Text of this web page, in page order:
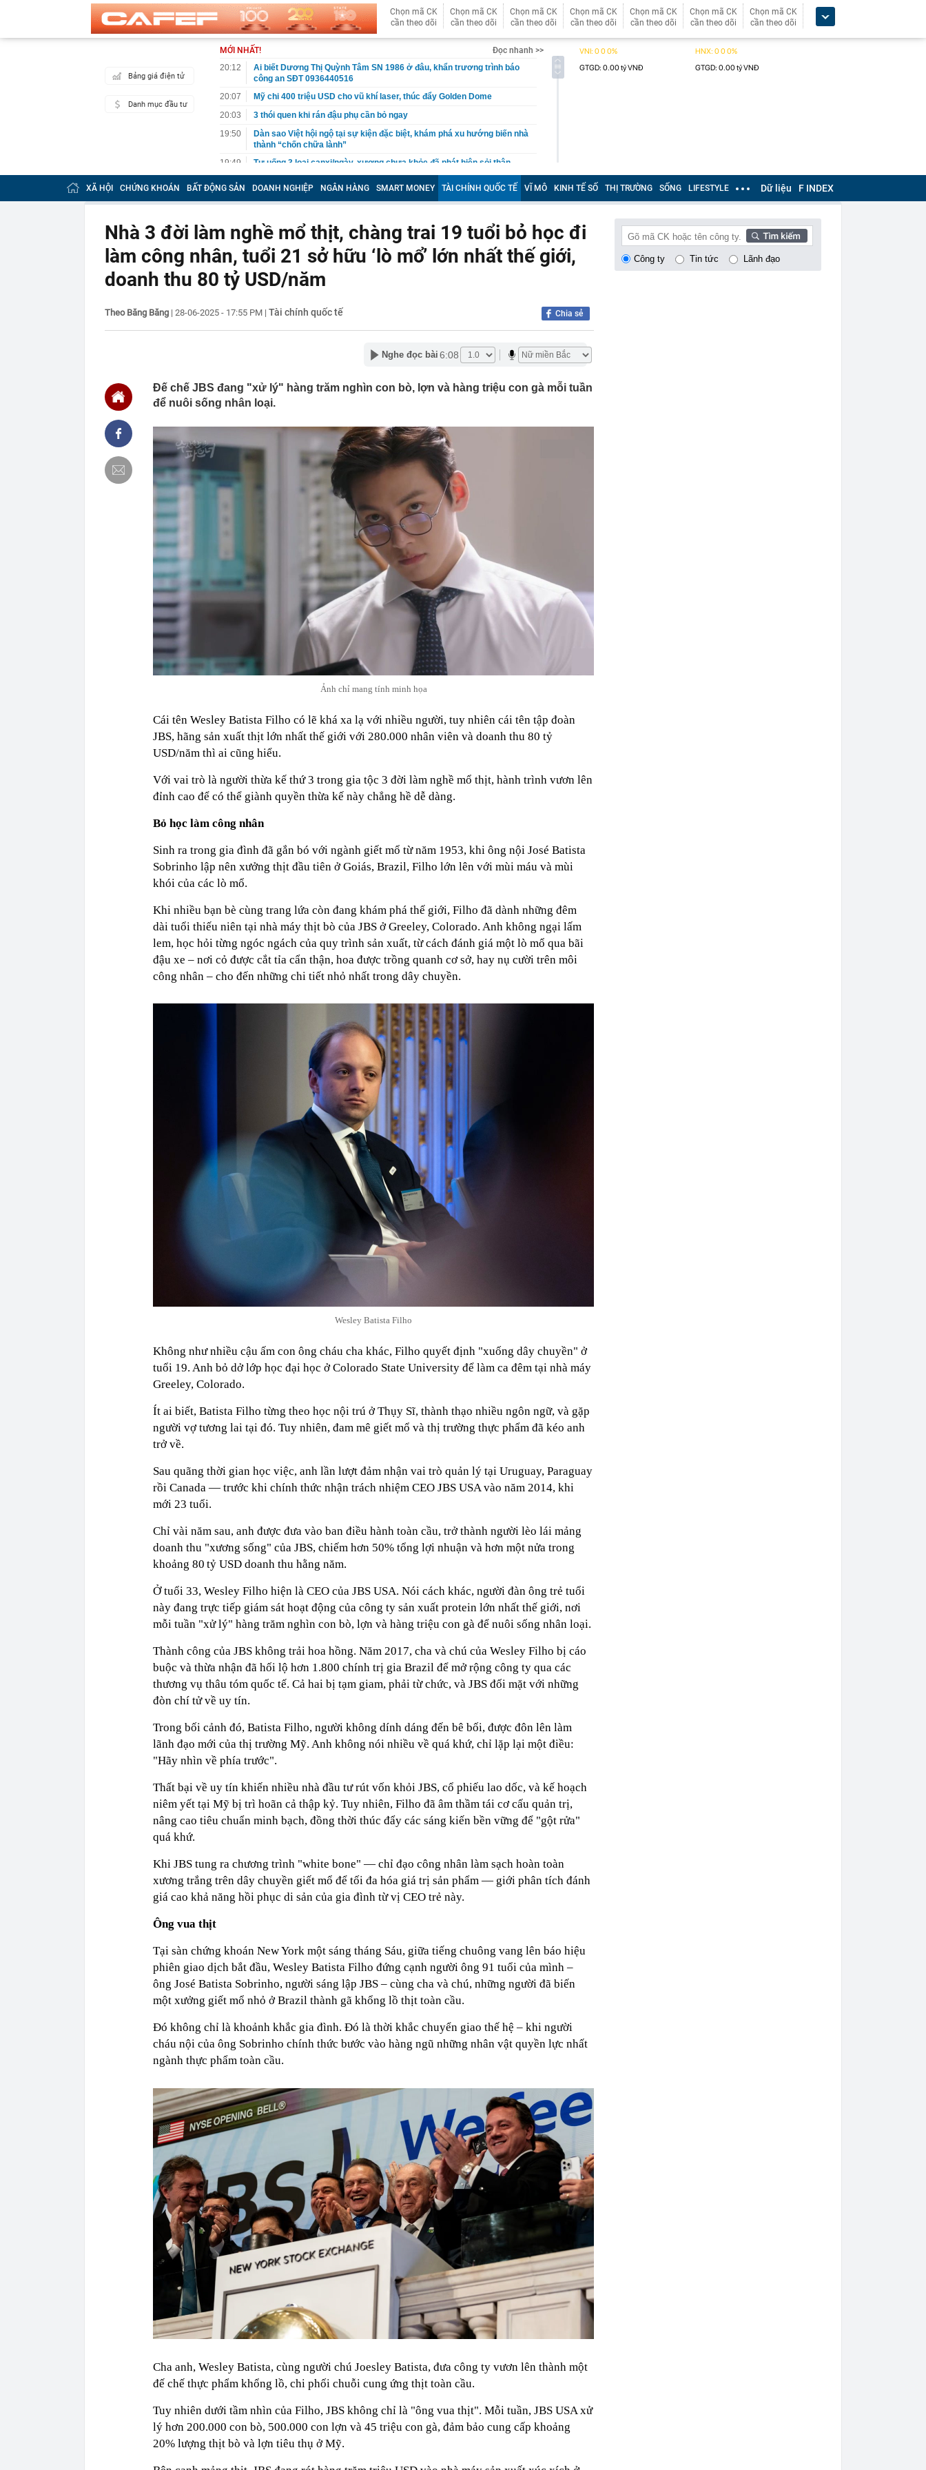
Chọn mã CK
cần theo dõi
Chọn mã CK
cần theo dõi
Chọn mã CK
cần theo dõi
Chọn mã CK
cần theo dõi
Chọn mã CK
cần theo dõi
Chọn mã CK
cần theo dõi
Chọn mã CK
cần theo dõi
Bảng giá điện tử
Danh mục đầu tư
MỚI NHẤT!
Đọc nhanh >>
20:12
Ai biết Dương Thị Quỳnh Tâm SN 1986 ở đâu, khẩn trương trình báo
công an SĐT 0936440516
20:07
Mỹ chi 400 triệu USD cho vũ khí laser, thúc đẩy Golden Dome
20:03
3 thói quen khi rán đậu phụ cần bỏ ngay
19:50
Dàn sao Việt hội ngộ tại sự kiện đặc biệt, khám phá xu hướng biến nhà
thành “chốn chữa lành”
19:49
Tự uống 3 loại canxi/ngày, xương chưa khỏe đã phát hiện sỏi thận
19:40
Ô tô biển Hà Nội mắc 96 lỗi phạt nguội ở Phú Thọ, riêng tháng 7 vi
phạm tốc độ 21 lần
19:32
Trung Quốc mở rộng mỏ đất hiếm lớn nhất thế giới thêm 50%, nhưng
thế mạnh của họ chưa bao giờ là số lượng
19:32
Britney Spears bất ổn
19:22
Ra quyết định khởi tố chủ hộ kinh doanh Nguyễn Văn Chung
8/8/2026
Tin mới nhất về đợt nắng nóng gay gắt kéo dài nhiều ngày ở miền Bắc
đến số tiền hơn 7 tỷ đồng
19:10
Mạng xã hội tìm danh tính trọng tài bắt trận Việt Nam - Campuchia
XSMB 8/8 - Kết quả XSMB hôm nay thứ bảy ngày 8/8/2026
Kiểm tra kho hàng của Phùn Thị Thủy SN 1988, phát hiện loạt bao tải
dứa buộc kín khả nghi: Lời khai của chủ kho hé lộ điều gì?
18:54
Nguyên do doanh số bán hàng của Rheinmetall tăng mạnh?
Đề xuất tăng tuổi nghỉ hưu với sĩ quan quân đội
XÃ HỘI CHỨNG KHOÁN BẤT ĐỘNG SẢN DOANH NGHIỆP NGÂN HÀNG SMART MONEY TÀI CHÍNH QUỐC TẾ VĨ MÔ KINH TẾ SỐ THỊ TRƯỜNG SỐNG LIFESTYLE Dữ liệu F INDEX
Nhà 3 đời làm nghề mổ thịt, chàng trai 19 tuổi bỏ học đi
làm công nhân, tuổi 21 sở hữu ‘lò mổ’ lớn nhất thế giới,
doanh thu 80 tỷ USD/năm
Theo Băng Băng | 28-06-2025 - 17:55 PM | Tài chính quốc tế Chia sẻ
Nghe đọc bài 6:08
Đế chế JBS đang "xử lý" hàng trăm nghìn con bò, lợn và hàng triệu con gà mỗi tuần
để nuôi sống nhân loại.
Ảnh chỉ mang tính minh họa
Cái tên Wesley Batista Filho có lẽ khá xa lạ với nhiều người, tuy nhiên cái tên tập đoàn
JBS, hãng sản xuất thịt lớn nhất thế giới với 280.000 nhân viên và doanh thu 80 tỷ
USD/năm thì ai cũng hiểu.
Với vai trò là người thừa kế thứ 3 trong gia tộc 3 đời làm nghề mổ thịt, hành trình vươn lên
đỉnh cao để có thể giành quyền thừa kế này chẳng hề dễ dàng.
Bỏ học làm công nhân
Sinh ra trong gia đình đã gắn bó với ngành giết mổ từ năm 1953, khi ông nội José Batista
Sobrinho lập nên xưởng thịt đầu tiên ở Goiás, Brazil, Filho lớn lên với mùi máu và mùi
khói của các lò mổ.
Khi nhiều bạn bè cùng trang lứa còn đang khám phá thế giới, Filho đã dành những đêm
dài tuổi thiếu niên tại nhà máy thịt bò của JBS ở Greeley, Colorado. Anh không ngại lấm
lem, học hỏi từng ngóc ngách của quy trình sản xuất, từ cách đánh giá một lò mổ qua bãi
đậu xe – nơi cỏ được cắt tỉa cẩn thận, hoa được trồng quanh cơ sở, hay nụ cười trên môi
công nhân – cho đến những chi tiết nhỏ nhất trong dây chuyền.
Wesley Batista Filho
Không như nhiều cậu ấm con ông cháu cha khác, Filho quyết định "xuống dây chuyền" ở
tuổi 19. Anh bỏ dở lớp học đại học ở Colorado State University để làm ca đêm tại nhà máy
Greeley, Colorado.
Ít ai biết, Batista Filho từng theo học nội trú ở Thụy Sĩ, thành thạo nhiều ngôn ngữ, và gặp
người vợ tương lai tại đó. Tuy nhiên, đam mê giết mổ và thị trường thực phẩm đã kéo anh
trở về.
Sau quãng thời gian học việc, anh lần lượt đảm nhận vai trò quản lý tại Uruguay, Paraguay
rồi Canada — trước khi chính thức nhận trách nhiệm CEO JBS USA vào năm 2014, khi
mới 23 tuổi.
Chỉ vài năm sau, anh được đưa vào ban điều hành toàn cầu, trở thành người lèo lái mảng
doanh thu "xương sống" của JBS, chiếm hơn 50% tổng lợi nhuận và hơn một nửa trong
khoảng 80 tỷ USD doanh thu hằng năm.
Ở tuổi 33, Wesley Filho hiện là CEO của JBS USA. Nói cách khác, người đàn ông trẻ tuổi
này đang trực tiếp giám sát hoạt động của công ty sản xuất protein lớn nhất thế giới, nơi
mỗi tuần "xử lý" hàng trăm nghìn con bò, lợn và hàng triệu con gà để nuôi sống nhân loại.
Thành công của JBS không trải hoa hồng. Năm 2017, cha và chú của Wesley Filho bị cáo
buộc và thừa nhận đã hối lộ hơn 1.800 chính trị gia Brazil để mở rộng công ty qua các
thương vụ thâu tóm quốc tế. Cả hai bị tạm giam, phải từ chức, và JBS đối mặt với những
đòn chí tử về uy tín.
Trong bối cảnh đó, Batista Filho, người không dính dáng đến bê bối, được đôn lên làm
lãnh đạo mới của thị trường Mỹ. Anh không nói nhiều về quá khứ, chỉ lặp lại một điều:
"Hãy nhìn về phía trước".
Thất bại về uy tín khiến nhiều nhà đầu tư rút vốn khỏi JBS, cổ phiếu lao dốc, và kế hoạch
niêm yết tại Mỹ bị trì hoãn cả thập kỷ. Tuy nhiên, Filho đã âm thầm tái cơ cấu quản trị,
nâng cao tiêu chuẩn minh bạch, đồng thời thúc đẩy các sáng kiến bền vững để "gột rửa"
quá khứ.
Khi JBS tung ra chương trình "white bone" — chỉ đạo công nhân làm sạch hoàn toàn
xương trắng trên dây chuyền giết mổ để tối đa hóa giá trị sản phẩm — giới phân tích đánh
giá cao khả năng hồi phục di sản của gia đình từ vị CEO trẻ này.
Ông vua thịt
Tại sàn chứng khoán New York một sáng tháng Sáu, giữa tiếng chuông vang lên báo hiệu
phiên giao dịch bắt đầu, Wesley Batista Filho đứng cạnh người ông 91 tuổi của mình –
ông José Batista Sobrinho, người sáng lập JBS – cùng cha và chú, những người đã biến
một xưởng giết mổ nhỏ ở Brazil thành gã khổng lồ thịt toàn cầu.
Đó không chỉ là khoảnh khắc gia đình. Đó là thời khắc chuyển giao thế hệ – khi người
cháu nội của ông Sobrinho chính thức bước vào hàng ngũ những nhân vật quyền lực nhất
ngành thực phẩm toàn cầu.
Cha anh, Wesley Batista, cùng người chú Joesley Batista, đưa công ty vươn lên thành một
đế chế thực phẩm khổng lồ, chi phối chuỗi cung ứng thịt toàn cầu.
Tuy nhiên dưới tầm nhìn của Filho, JBS không chỉ là "ông vua thịt". Mỗi tuần, JBS USA xử
lý hơn 200.000 con bò, 500.000 con lợn và 45 triệu con gà, đảm bảo cung cấp khoảng
20% lượng thịt bò và lợn tiêu thụ ở Mỹ.
Công ty Tin tức Lãnh đạo